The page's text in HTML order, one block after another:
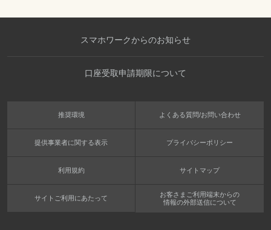
スマホワークからのお知らせ
口座受取申請期限について
推奨環境 よくある質問/お問い合わせ
提供事業者に関する表示 プライバシーポリシー
利用規約 サイトマップ
サイトご利用にあたって
お客さまご利用端末からの
情報の外部送信について